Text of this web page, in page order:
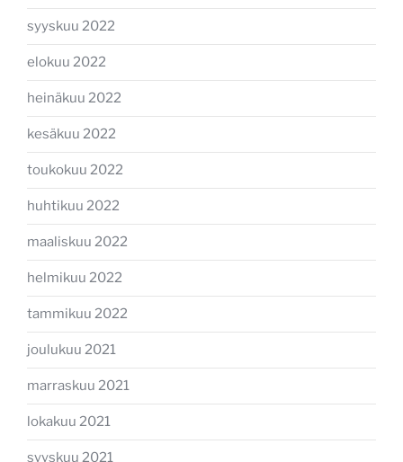
syyskuu 2022
elokuu 2022
heinäkuu 2022
kesäkuu 2022
toukokuu 2022
huhtikuu 2022
maaliskuu 2022
helmikuu 2022
tammikuu 2022
joulukuu 2021
marraskuu 2021
lokakuu 2021
syyskuu 2021